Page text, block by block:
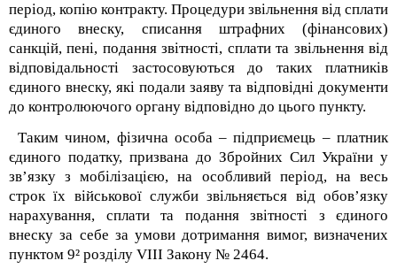
період, копію контракту. Процедури звільнення від сплати
єдиного внеску, списання штрафних (фінансових)
санкцій, пені, подання звітності, сплати та звільнення від
відповідальності застосовуються до таких платників
єдиного внеску, які подали заяву та відповідні документи
до контролюючого органу відповідно до цього пункту.
Таким чином, фізична особа – підприємець – платник
єдиного податку, призвана до Збройних Сил України у
зв’язку з мобілізацією, на особливий період, на весь
строк їх військової служби звільняється від обов’язку
нарахування, сплати та подання звітності з єдиного
внеску за себе за умови дотримання вимог, визначених
пунктом 9² розділу VIII Закону № 2464.